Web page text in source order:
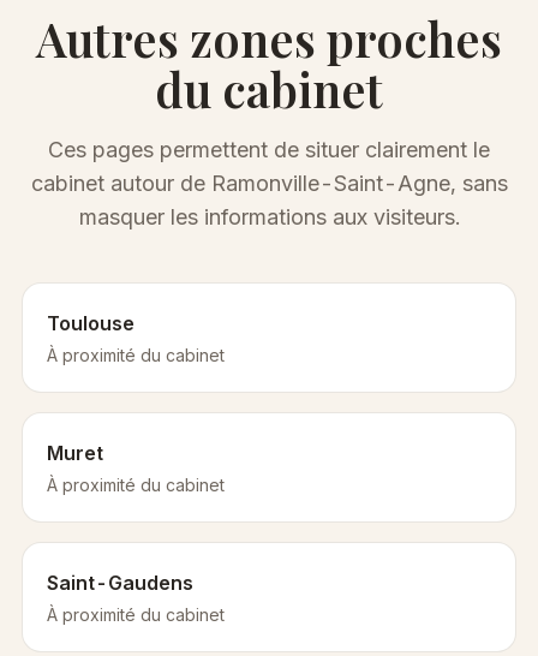
Autres zones proches
du cabinet
Ces pages permettent de situer clairement le
cabinet autour de Ramonville-Saint-Agne, sans
masquer les informations aux visiteurs.
Toulouse
À proximité du cabinet
Muret
À proximité du cabinet
Saint-Gaudens
À proximité du cabinet